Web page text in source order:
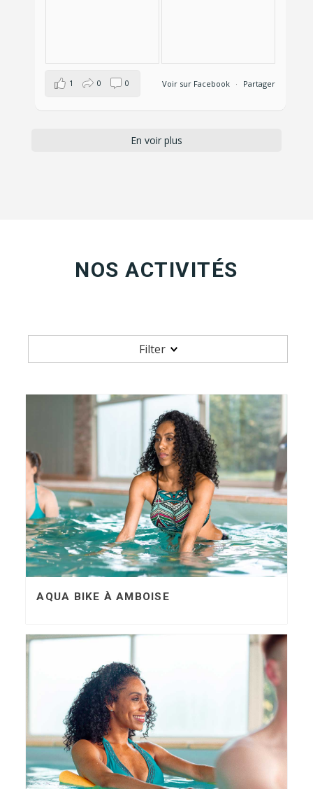
Voir sur Facebook · Partager
1 0 0
En voir plus
NOS ACTIVITÉS
Filter
ENTRETENIR MA FORME ET MA SANTÉ
OPTIMISER MA PERFORMANCE PHYSIQUE
SE RESSOURCER
SE TONIFIER
AQUA BIKE À AMBOISE